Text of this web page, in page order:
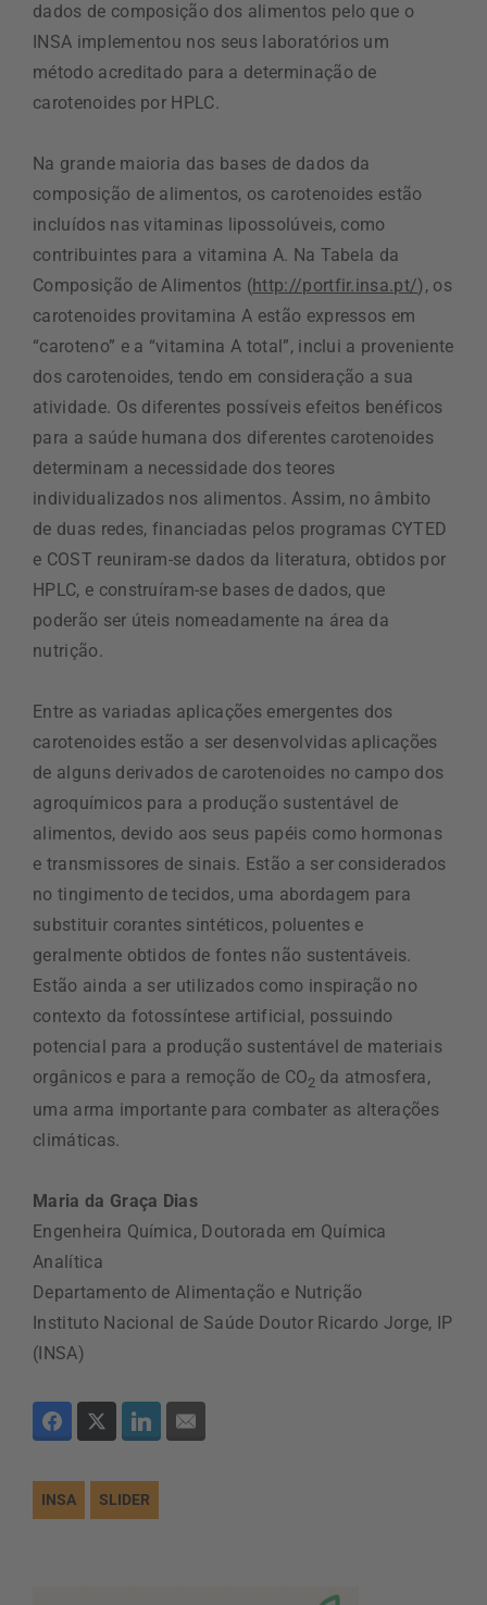
dados de composição dos alimentos pelo que o
INSA implementou nos seus laboratórios um
método acreditado para a determinação de
carotenoides por HPLC.
Na grande maioria das bases de dados da
composição de alimentos, os carotenoides estão
incluídos nas vitaminas lipossolúveis, como
contribuintes para a vitamina A. Na Tabela da
Composição de Alimentos (http://portfir.insa.pt/), os
carotenoides provitamina A estão expressos em
“caroteno” e a “vitamina A total”, inclui a proveniente
dos carotenoides, tendo em consideração a sua
atividade. Os diferentes possíveis efeitos benéficos
para a saúde humana dos diferentes carotenoides
determinam a necessidade dos teores
individualizados nos alimentos. Assim, no âmbito
de duas redes, financiadas pelos programas CYTED
e COST reuniram-se dados da literatura, obtidos por
HPLC, e construíram-se bases de dados, que
poderão ser úteis nomeadamente na área da
nutrição.
Entre as variadas aplicações emergentes dos
carotenoides estão a ser desenvolvidas aplicações
de alguns derivados de carotenoides no campo dos
agroquímicos para a produção sustentável de
alimentos, devido aos seus papéis como hormonas
e transmissores de sinais. Estão a ser considerados
no tingimento de tecidos, uma abordagem para
substituir corantes sintéticos, poluentes e
geralmente obtidos de fontes não sustentáveis.
Estão ainda a ser utilizados como inspiração no
contexto da fotossíntese artificial, possuindo
potencial para a produção sustentável de materiais
orgânicos e para a remoção de CO2 da atmosfera,
uma arma importante para combater as alterações
climáticas.
Maria da Graça Dias
Engenheira Química, Doutorada em Química
Analítica
Departamento de Alimentação e Nutrição
Instituto Nacional de Saúde Doutor Ricardo Jorge, IP
(INSA)
INSA SLIDER